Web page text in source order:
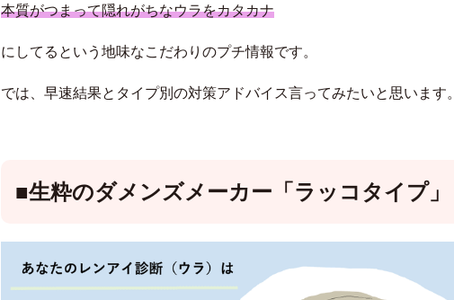
本質がつまって隠れがちなウラをカタカナ
にしてるという地味なこだわりのプチ情報です。
では、早速結果とタイプ別の対策アドバイス言ってみたいと思います。
■生粋のダメンズメーカー「ラッコタイプ」